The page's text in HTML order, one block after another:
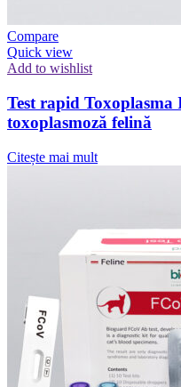
Compare
Quick view
Add to wishlist
Test rapid Toxoplasma
toxoplasmoză felină
Citește mai mult